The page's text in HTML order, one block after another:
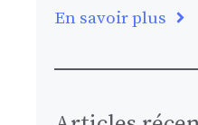
En savoir plus